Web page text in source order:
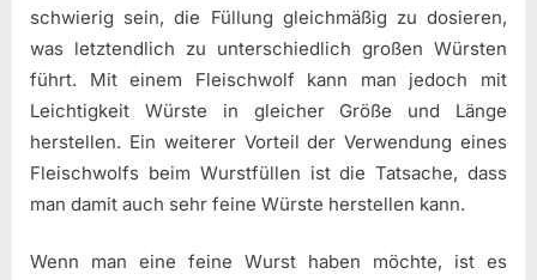
schwierig sein, die Füllung gleichmäßig zu dosieren,
was letztendlich zu unterschiedlich großen Würsten
führt. Mit einem Fleischwolf kann man jedoch mit
Leichtigkeit Würste in gleicher Größe und Länge
herstellen. Ein weiterer Vorteil der Verwendung eines
Fleischwolfs beim Wurstfüllen ist die Tatsache, dass
man damit auch sehr feine Würste herstellen kann.
Wenn man eine feine Wurst haben möchte, ist es